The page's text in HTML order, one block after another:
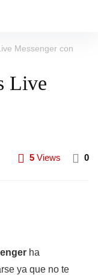
Messenger con
Live
5 Views 0
ha
ya que no te